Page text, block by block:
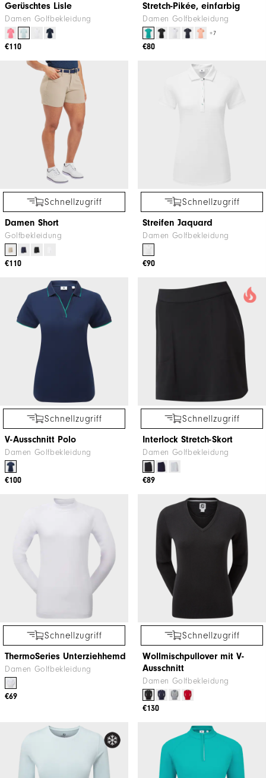
Gerüschtes Lisle
Damen Golfbekleidung
€110
Stretch-Pikée, einfarbig
Damen Golfbekleidung
+7
€80
Schnellzugriff
Damen Short
Golfbekleidung
€110
Schnellzugriff
Streifen Jaquard
Damen Golfbekleidung
€90
Schnellzugriff
V-Ausschnitt Polo
Damen Golfbekleidung
€100
Schnellzugriff
Interlock Stretch-Skort
Damen Golfbekleidung
€89
Schnellzugriff
ThermoSeries Unterziehhemd
Damen Golfbekleidung
€69
Schnellzugriff
Wollmischpullover mit V-
Ausschnitt
Damen Golfbekleidung
€130